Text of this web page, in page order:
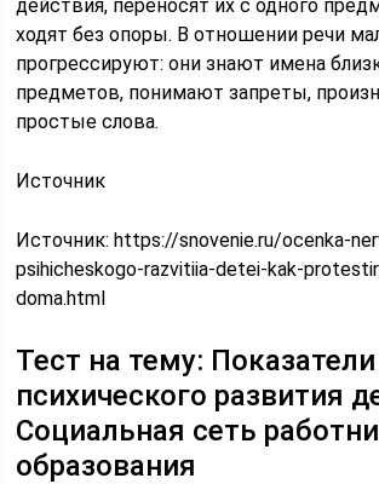
действия, переносят их с одного
ходят без опоры. В отношении речи
прогрессируют: они знают имена
предметов, понимают запреты,
простые слова.
Источник
Источник:https://snovenie.ru/ocenka-
psihicheskogo-razvitiia-detei-kak-
doma.html
Тест на тему:
психического развития
Социальная сеть
образования